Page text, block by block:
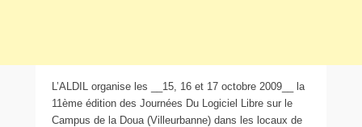
L’ALDIL organise les __15, 16 et 17 octobre 2009__ la
11ème édition des Journées Du Logiciel Libre sur le
Campus de la Doua (Villeurbanne) dans les locaux de